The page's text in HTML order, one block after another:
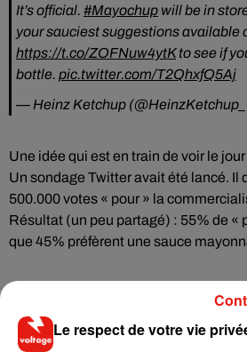
It’s official. #Mayochup will be in
your sauciest suggestions available
https://t.co/ZOFNuw4ytKto see if
bottle. pic.twitter.com/T2QhxfQ5Aj
— Heinz Ketchup
Une idée qui est en train de voir le
Un sondage Twitter avait été lancé. Il
500.000 votes « pour » la
Résultat (un peu partagé) : 55% de «
que 45% préfèrent une sauce
MusiqueLe respect de votre vie